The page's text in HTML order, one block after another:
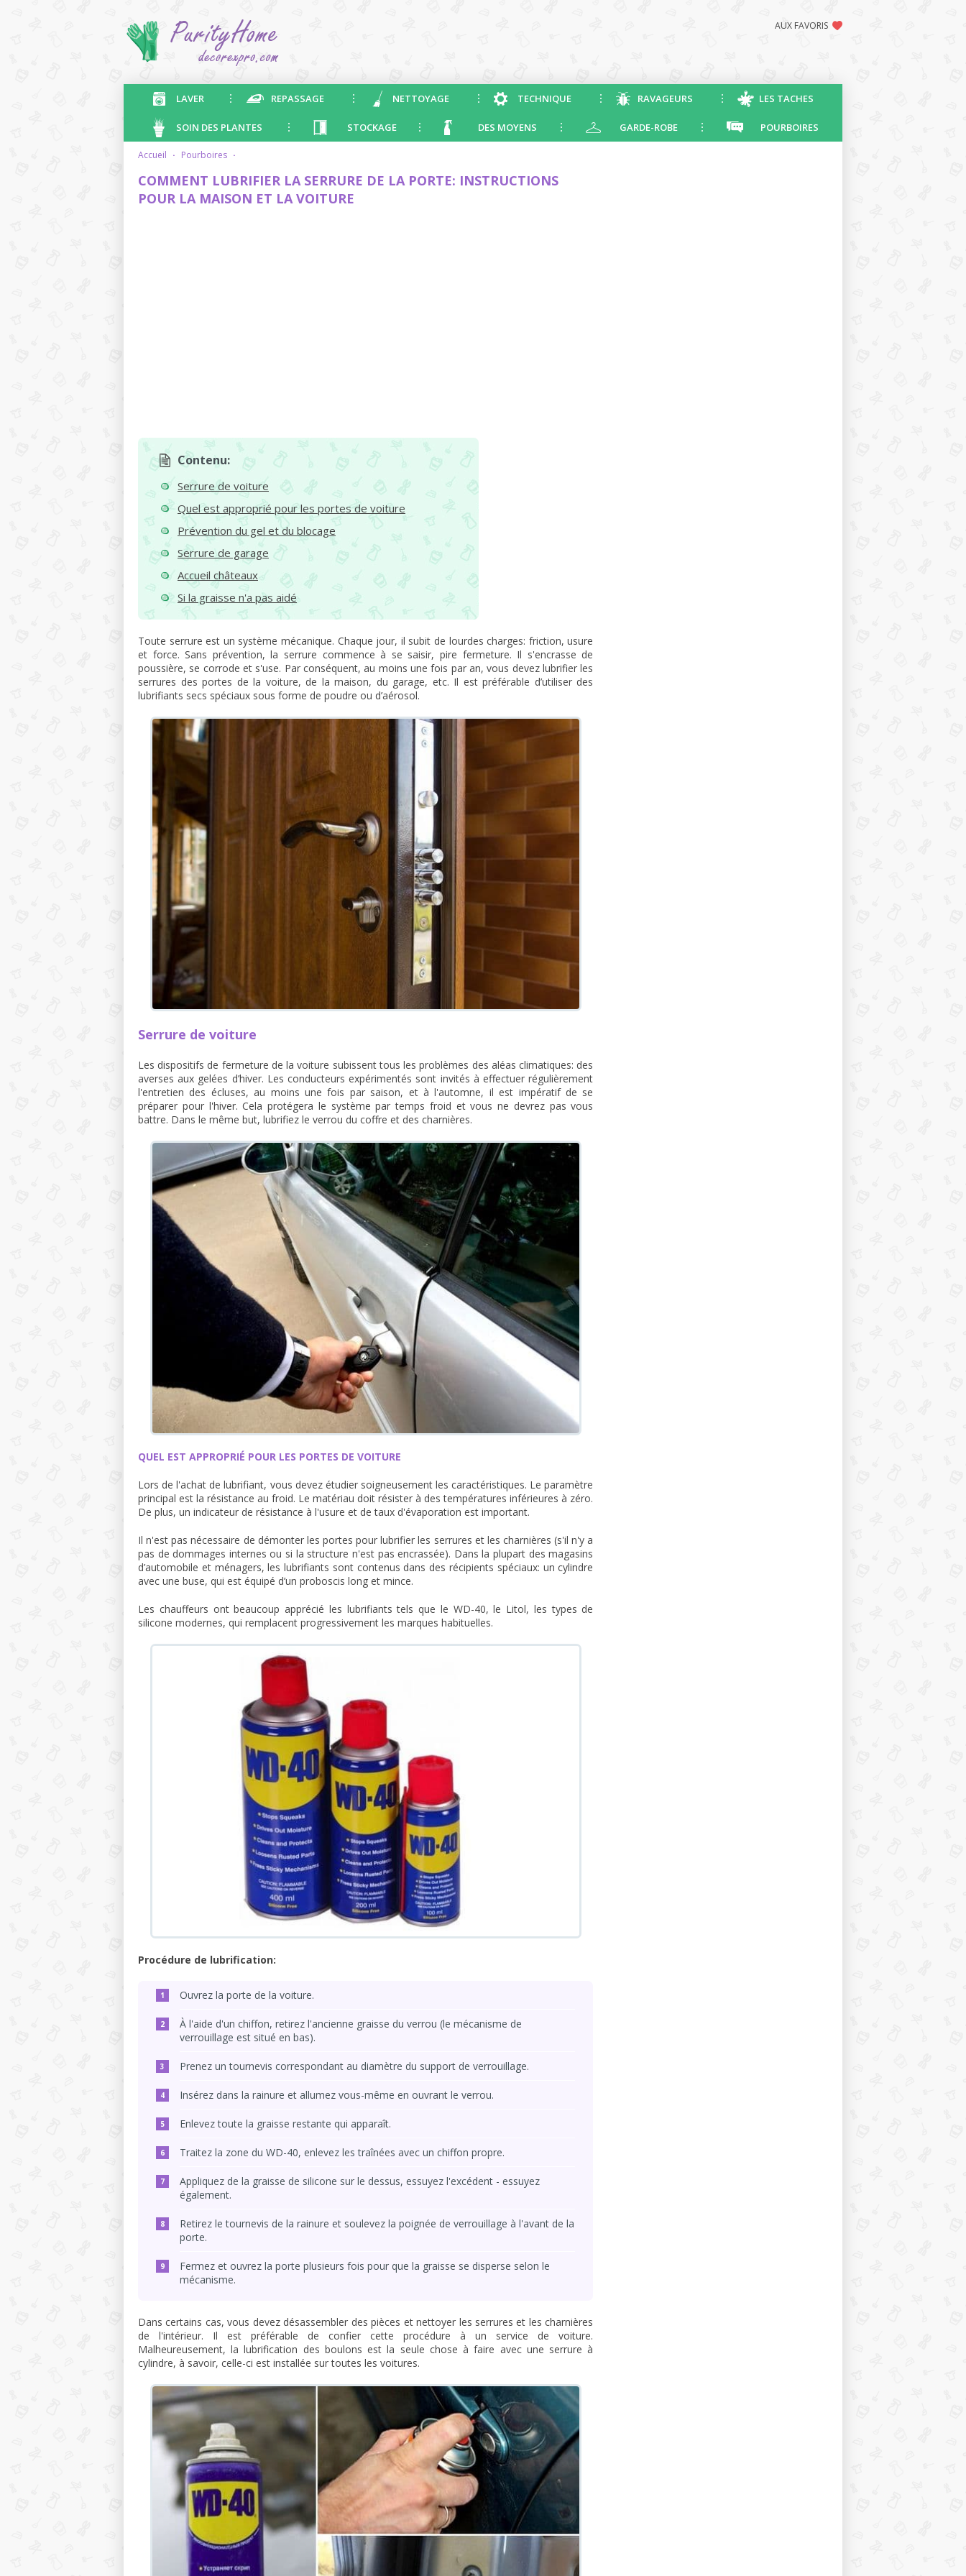
AUX FAVORIS
LAVER REPASSAGE NETTOYAGE TECHNIQUE RAVAGEURS LES TACHES
SOIN DES PLANTES STOCKAGE DES MOYENS GARDE-ROBE POURBOIRES
accueil · pourboires ·
COMMENT LUBRIFIER LA SERRURE DE LA PORTE: INSTRUCTIONS
POUR LA MAISON ET LA VOITURE
Contenu:
Serrure de voiture
Quel est approprié pour les portes de voiture
Prévention du gel et du blocage
Serrure de garage
Accueil châteaux
Si la graisse n'a pas aidé
Toute serrure est un système mécanique. Chaque jour, il subit de lourdes charges: friction, usure
et force. Sans prévention, la serrure commence à se saisir, pire fermeture. Il s'encrasse de
poussière, se corrode et s'use. Par conséquent, au moins une fois par an, vous devez lubrifier les
serrures des portes de la voiture, de la maison, du garage, etc. Il est préférable d’utiliser des
lubrifiants secs spéciaux sous forme de poudre ou d’aérosol.
Serrure de voiture
Les dispositifs de fermeture de la voiture subissent tous les problèmes des aléas climatiques: des
averses aux gelées d’hiver. Les conducteurs expérimentés sont invités à effectuer régulièrement
l'entretien des écluses, au moins une fois par saison, et à l'automne, il est impératif de se
préparer pour l'hiver. Cela protégera le système par temps froid et vous ne devrez pas vous
battre. Dans le même but, lubrifiez le verrou du coffre et des charnières.
QUEL EST APPROPRIÉ POUR LES PORTES DE VOITURE
Lors de l'achat de lubrifiant, vous devez étudier soigneusement les caractéristiques. Le paramètre
principal est la résistance au froid. Le matériau doit résister à des températures inférieures à zéro.
De plus, un indicateur de résistance à l'usure et de taux d'évaporation est important.
Il n'est pas nécessaire de démonter les portes pour lubrifier les serrures et les charnières (s'il n'y a
pas de dommages internes ou si la structure n'est pas encrassée). Dans la plupart des magasins
d’automobile et ménagers, les lubrifiants sont contenus dans des récipients spéciaux: un cylindre
avec une buse, qui est équipé d’un proboscis long et mince.
Les chauffeurs ont beaucoup apprécié les lubrifiants tels que le WD-40, le Litol, les types de
silicone modernes, qui remplacent progressivement les marques habituelles.
Procédure de lubrification:
Ouvrez la porte de la voiture.
À l'aide d'un chiffon, retirez l'ancienne graisse du verrou (le mécanisme de
verrouillage est situé en bas).
Prenez un tournevis correspondant au diamètre du support de verrouillage.
Insérez dans la rainure et allumez vous-même en ouvrant le verrou.
Enlevez toute la graisse restante qui apparaît.
Traitez la zone du WD-40, enlevez les traînées avec un chiffon propre.
Appliquez de la graisse de silicone sur le dessus, essuyez l'excédent - essuyez
également.
Retirez le tournevis de la rainure et soulevez la poignée de verrouillage à l'avant de la
porte.
Fermez et ouvrez la porte plusieurs fois pour que la graisse se disperse selon le
mécanisme.
Dans certains cas, vous devez désassembler des pièces et nettoyer les serrures et les charnières
de l'intérieur. Il est préférable de confier cette procédure à un service de voiture.
Malheureusement, la lubrification des boulons est la seule chose à faire avec une serrure à
cylindre, à savoir, celle-ci est installée sur toutes les voitures.